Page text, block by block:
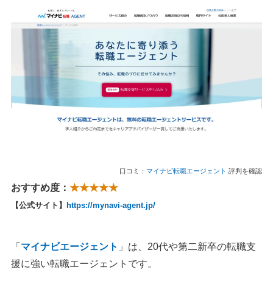
口コミ： マイナビ転職エージェント 評判を確認
おすすめ度： ★★★★★
【公式サイト】 https://mynavi-agent.jp/
「 マイナビエージェント 」は、20代や第二新卒の転職支
援に強い転職エージェントです。